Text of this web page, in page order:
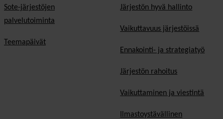
Sote-järjestöjen
palvelutoiminta
Teemapäivät
Järjestön hyvä hallinto
Vaikuttavuus järjestöissä
Ennakointi- ja strategiatyö
Järjestön rahoitus
Vaikuttaminen ja viestintä
Ilmastoystävällinen